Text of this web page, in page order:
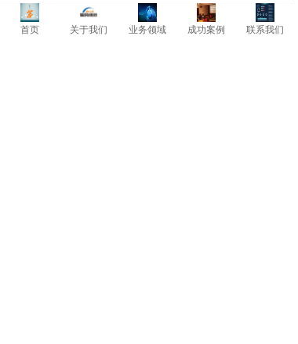
聪明的领导者都懂得为自己培养得力助
手。要知道，在下属能力提 升的同时，
首页 关于我们 业务领域 成功案例 联系我们